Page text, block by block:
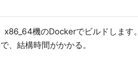
機のDockerでビルドします。
、結構時間がかかる。